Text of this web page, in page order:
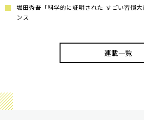
堀田秀吾「科学的に証明された すごい習慣
ンス
連載一覧